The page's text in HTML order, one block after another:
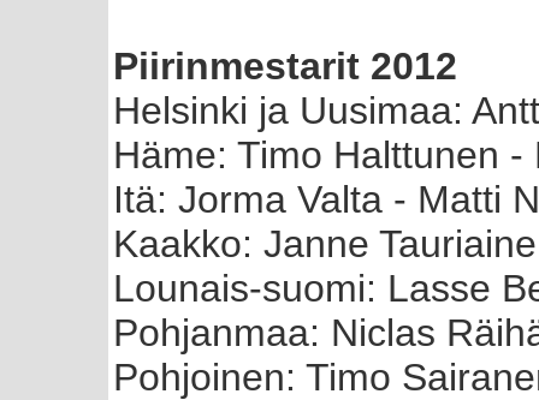
Piirinmestarit 2012
Helsinki ja Uusimaa:
Häme: Timo Halttunen -
Itä: Jorma Valta - Matti
Kaakko: Janne
Lounais-suomi: Lasse
Pohjanmaa: Niclas
Pohjoinen: Timo